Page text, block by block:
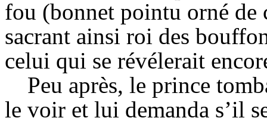
fou (bonnet pointu orné de
sacrant ainsi roi des
celui qui se révélerait
Peu après, le prince
le voir et lui demanda s’il